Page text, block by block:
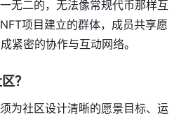
无二的，无法像常规代币那样互
项目建立的群体，成员共享愿
紧密的协作与互动网络。
？
为社区设计清晰的愿景目标、运